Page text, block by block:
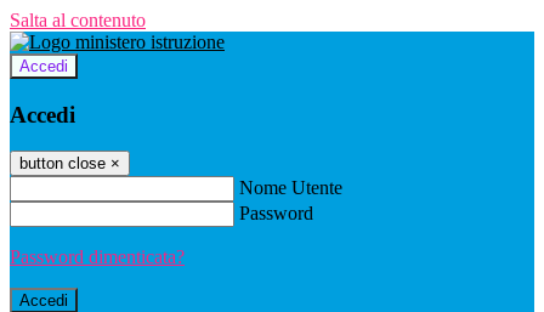
Salta al contenuto
Accedi
Accedi
button close ×
Nome Utente
Password
Password dimenticata?